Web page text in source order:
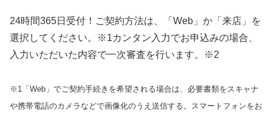
24時間365日受付！ご契約方法は、「Web」か「来店」を
選択してください。※1カンタン入力でお申込みの場合、
入力いただいた内容で一次審査を行います。※2
※1「Web」でご契約手続きを希望される場合は、必要書類をスキャナ
や携帯電話のカメラなどで画像化のうえ送信する。スマートフォンをお